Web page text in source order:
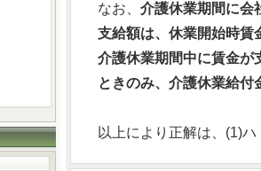
なお、 介護休業期間に会
支給額は、休業開始時賃
介護休業期間中に賃金が
ときのみ、介護休業給付
以上により正解は、(1)